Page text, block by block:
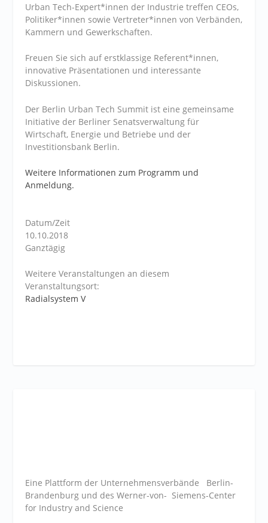
Urban Tech-Expert*innen der Industrie treffen CEOs,
Politiker*innen sowie Vertreter*innen von Verbänden,
Kammern und Gewerkschaften.
Freuen Sie sich auf erstklassige Referent*innen,
innovative Präsentationen und interessante
Diskussionen.
Der Berlin Urban Tech Summit ist eine gemeinsame
Initiative der Berliner Senatsverwaltung für
Wirtschaft, Energie und Betriebe und der
Investitionsbank Berlin.
Weitere Informationen zum Programm und
Anmeldung.
Datum/Zeit
10.10.2018
Ganztägig
Weitere Veranstaltungen an diesem
Veranstaltungsort:
Radialsystem V
Eine Plattform der Unternehmensverbände Berlin-
Brandenburg und des Werner-von- Siemens-Center
for Industry and Science